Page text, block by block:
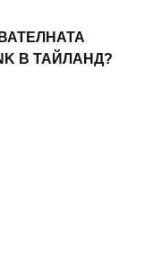
В ТАЙЛАНД?